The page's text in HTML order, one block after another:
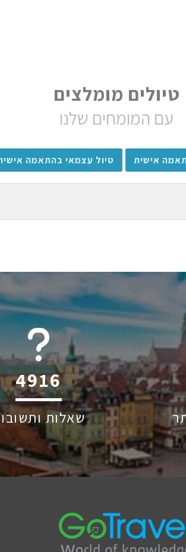
טיולים מומלצים
עם המומחים שלנו
אישית טיול עצמאי בהתאמה
6045
שאלות